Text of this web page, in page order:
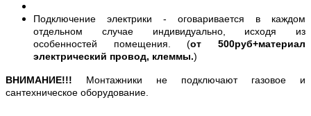
Подключение электрики - оговаривается в каждом
отдельном случае индивидуально, исходя из
особенностей помещения. (от 500руб+материал
электрический провод, клеммы.)
ВНИМАНИЕ!!! Монтажники не подключают газовое и
сантехническое оборудование.